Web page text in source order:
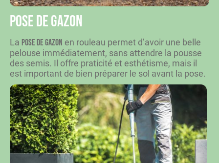
Pose de gazon
La pose de gazon en rouleau permet d’avoir une belle
pelouse immédiatement, sans attendre la pousse
des semis. Il offre praticité et esthétisme, mais il
est important de bien préparer le sol avant la pose.